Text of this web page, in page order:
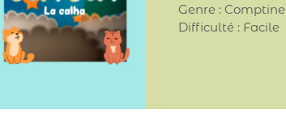
Genre : Comptine
Difficulté : Facile